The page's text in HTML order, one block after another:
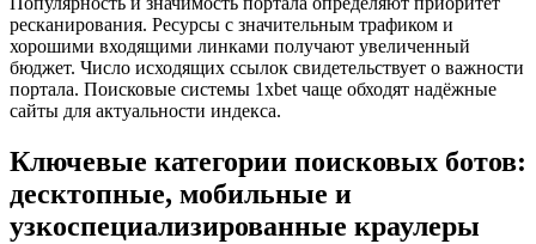
ресканирования. Ресурсы с значительным трафиком и
хорошими входящими линками получают увеличенный
бюджет. Число исходящих ссылок свидетельствует о важности
портала. Поисковые системы 1xbet чаще обходят надёжные
сайты для актуальности индекса.
Ключевые категории поисковых ботов:
десктопные, мобильные и
узкоспециализированные краулеры